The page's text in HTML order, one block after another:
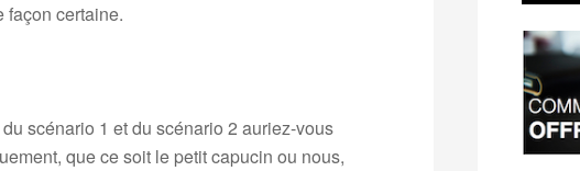
certaine.
scénario 1 et du scénario 2 auriez-vous
que ce soit le petit capucin ou nous,